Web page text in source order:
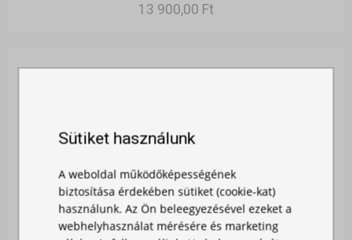
13 900,00 Ft
Sütiket használunk
A weboldal működőképességének
biztosítása érdekében sütiket (cookie-kat)
használunk. Az Ön beleegyezésével ezeket a
webhelyhasználat mérésére és marketing